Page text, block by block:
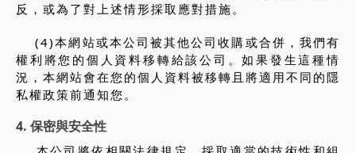
反，或為了對上述情形採取應對措施。
(4)本網站或本公司被其他公司收購或合併，我們有
權利將您的個人資料移轉給該公司。如果發生這種情
況，本網站會在您的個人資料被移轉且將適用不同的隱
私權政策前通知您。
4. 保密與安全性